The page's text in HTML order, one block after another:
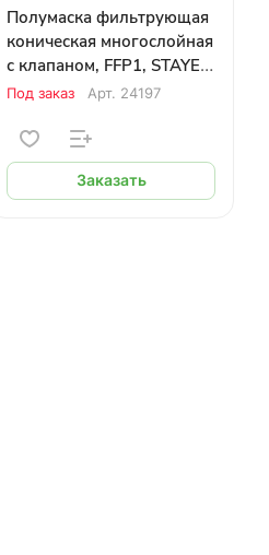
Полумаска фильтрующая
коническая многослойная
с клапаном, FFP1, STAYER
"Profi"
Под заказ Арт. 24197
Заказать